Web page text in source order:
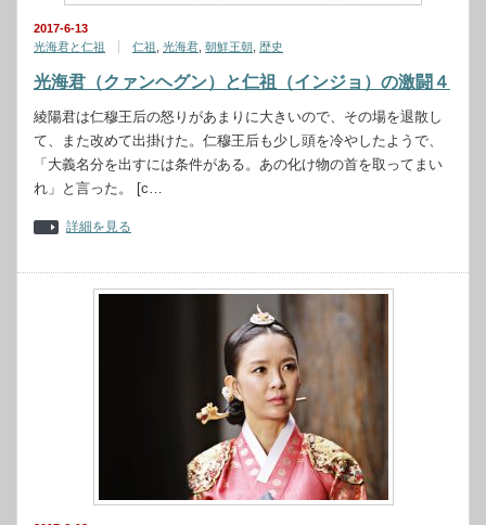
2017-6-13
光海君と仁祖
仁祖 光海君 朝鮮王朝 歴史
光海君（クァンヘグン）と仁祖（インジョ）の激闘４
綾陽君は仁穆王后の怒りがあまりに大きいので、その場を退散し
て、また改めて出掛けた。仁穆王后も少し頭を冷やしたようで、
「大義名分を出すには条件がある。あの化け物の首を取ってまい
れ」と言った。 [c…
詳細を見る